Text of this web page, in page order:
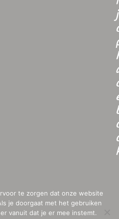
j
te zorgen dat onze website
je doorgaat met het gebruiken
vanuit dat je er mee instemt.